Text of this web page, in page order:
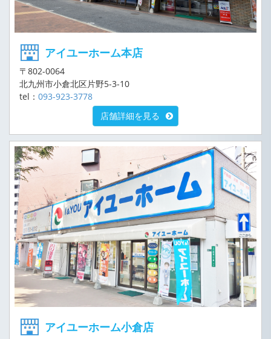
アイユーホーム本店
〒802-0064
北九州市小倉北区片野5-3-10
tel： 093-923-3778
店舗詳細を見る
アイユーホーム小倉店